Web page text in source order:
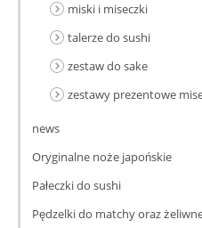
miski i miseczki
talerze do sushi
zestaw do sake
zestawy prezentowe
news
Oryginalne noże japońskie
Pałeczki do sushi
Pędzelki do matchy oraz